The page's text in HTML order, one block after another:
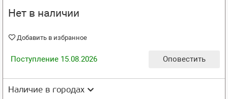
Нет в наличии
Добавить в избранное
Поступление 15.08.2026 Оповестить
Наличие в городах